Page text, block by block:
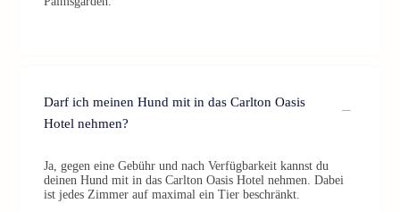
Darf ich meinen Hund mit in das Carlton Oasis
Hotel nehmen?
Ja, gegen eine Gebühr und nach Verfügbarkeit kannst du
deinen Hund mit in das Carlton Oasis Hotel nehmen. Dabei
ist jedes Zimmer auf maximal ein Tier beschränkt.